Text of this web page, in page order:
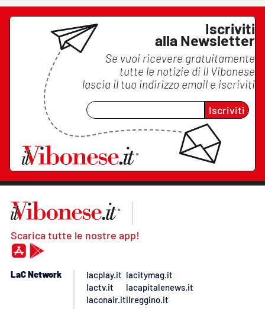
Iscriviti
alla Newsletter
Se vuoi ricevere gratuitamente
tutte le notizie di Il Vibonese
lascia il tuo indirizzo email e iscriviti
Iscriviti
Scarica tutte le nostre app!
LaC Network
lacplay.it
lactv.it
laconair.it
lacitymag.it
lacapitalenews.it
ilreggino.it